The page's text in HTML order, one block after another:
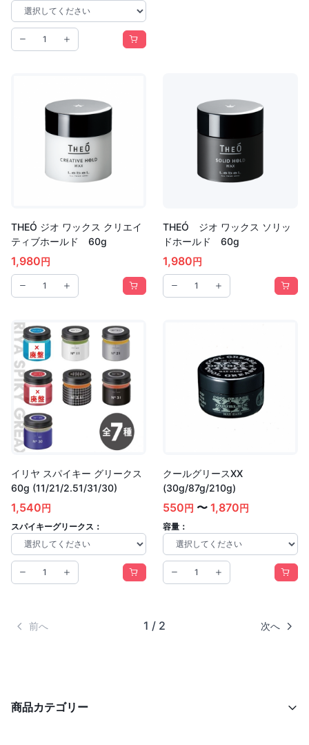
THEÓ ジオ ワックス クリエイ
ティブホールド 60g
1,980円
THEÓ ジオ ワックス ソリッ
ドホールド 60g
1,980円
イリヤ スパイキー グリークス
60g (11/21/2.51/31/30)
1,540円
スパイキーグリークス：
クールグリースXX
(30g/87g/210g)
550円 〜 1,870円
容量：
前へ 1 / 2 次へ
商品カテゴリー